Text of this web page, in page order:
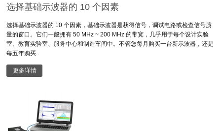
选择基础示波器的 10 个因素
选择基础示波器的 10 个因素，基础示波器是获得信号，调试电路或检查信号质
量的窗口。它们一般拥有 50 MHz ~ 200 MHz 的带宽，几乎用于每个设计实验
室、教育实验室、服务中心和制造车间中。不管您每月购买一台新示波器，还是
每五年购买..
更多详情